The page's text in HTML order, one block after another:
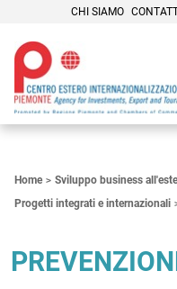
CHI SIAMO
Home Sviluppo business
Progetti integrati e internazionali